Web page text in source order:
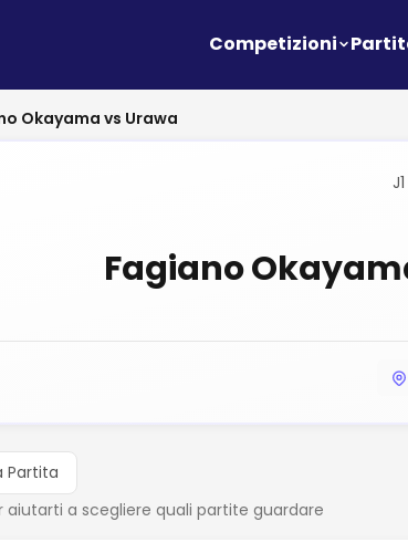
Competizioni
Okayama vs Urawa
Fagiano
Partita
a scegliere quali partite guardare